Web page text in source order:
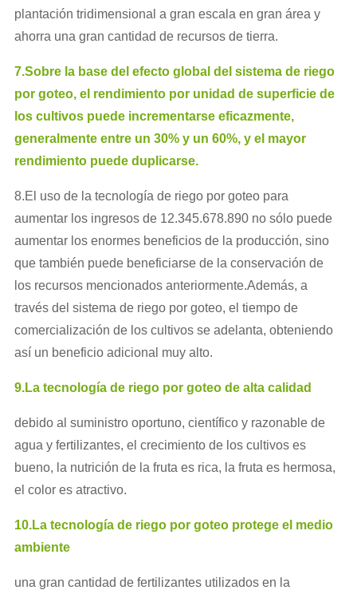
plantación tridimensional a gran escala en gran área y
ahorra una gran cantidad de recursos de tierra.
7.Sobre la base del efecto global del sistema de riego
por goteo, el rendimiento por unidad de superficie de
los cultivos puede incrementarse eficazmente,
generalmente entre un 30% y un 60%, y el mayor
rendimiento puede duplicarse.
8.El uso de la tecnología de riego por goteo para
aumentar los ingresos de 12.345.678.890 no sólo puede
aumentar los enormes beneficios de la producción, sino
que también puede beneficiarse de la conservación de
los recursos mencionados anteriormente.Además, a
través del sistema de riego por goteo, el tiempo de
comercialización de los cultivos se adelanta, obteniendo
así un beneficio adicional muy alto.
9.La tecnología de riego por goteo de alta calidad
debido al suministro oportuno, científico y razonable de
agua y fertilizantes, el crecimiento de los cultivos es
bueno, la nutrición de la fruta es rica, la fruta es hermosa,
el color es atractivo.
10.La tecnología de riego por goteo protege el medio
ambiente
una gran cantidad de fertilizantes utilizados en la